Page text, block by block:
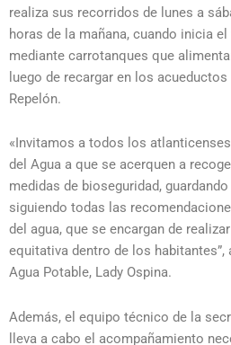
realiza sus recorridos de lunes a
horas de la mañana, cuando inicia
mediante carrotanques que
luego de recargar en los
Repelón.
«Invitamos a todos los
del Agua a que se acerquen a
medidas de bioseguridad,
siguiendo todas las
del agua, que se encargan de
equitativa dentro de los
Agua Potable, Lady Ospina.
Además, el equipo técnico de la
lleva a cabo el acompañamiento